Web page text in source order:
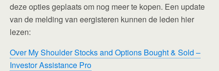
deze opties geplaats om nog meer te kopen. Een update
van de melding van eergisteren kunnen de leden hier
lezen:
Over My Shoulder Stocks and Options Bought & Sold –
Investor Assistance Pro